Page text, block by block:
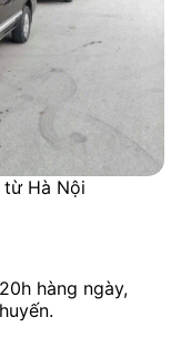
từ Hà Nội
hàng ngày,